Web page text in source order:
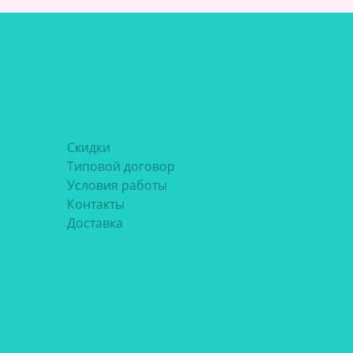
Скидки
Типовой договор
Условия работы
Контакты
Доставка